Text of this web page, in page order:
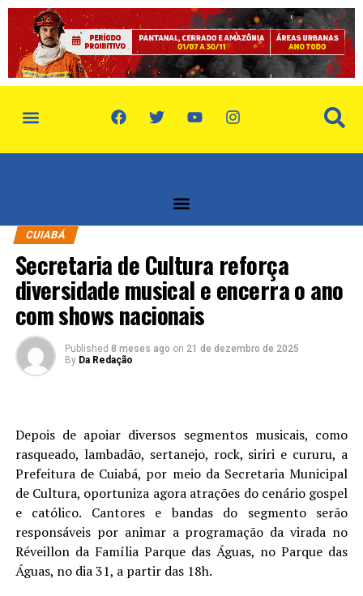
CUIABÁ
Secretaria de Cultura reforça
diversidade musical e encerra o ano
com shows nacionais
Published 8 meses ago on 21 de dezembro de 2025
By Da Redação
Depois de apoiar diversos segmentos musicais, como
rasqueado, lambadão, sertanejo, rock, siriri e cururu, a
Prefeitura de Cuiabá, por meio da Secretaria Municipal
de Cultura, oportuniza agora atrações do cenário gospel
e católico. Cantores e bandas do segmento serão
responsáveis por animar a programação da virada no
Réveillon da Família Parque das Águas, no Parque das
Águas, no dia 31, a partir das 18h.